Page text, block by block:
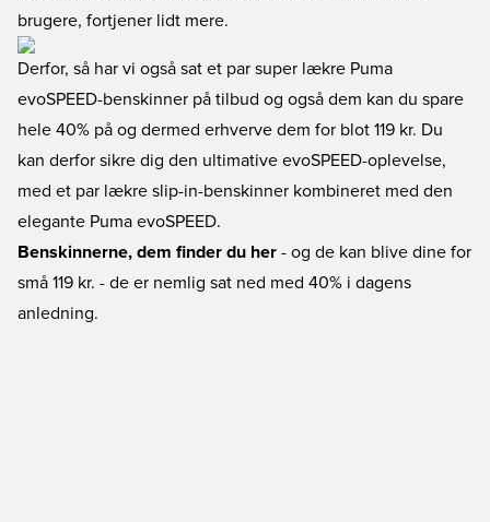
brugere, fortjener lidt mere.
Derfor, så har vi også sat et par super lækre Puma
evoSPEED-benskinner på tilbud og også dem kan du spare
hele 40% på og dermed erhverve dem for blot 119 kr. Du
kan derfor sikre dig den ultimative evoSPEED-oplevelse,
med et par lækre slip-in-benskinner kombineret med den
elegante Puma evoSPEED.
Benskinnerne, dem finder du her - og de kan blive dine for
små 119 kr. - de er nemlig sat ned med 40% i dagens
anledning.